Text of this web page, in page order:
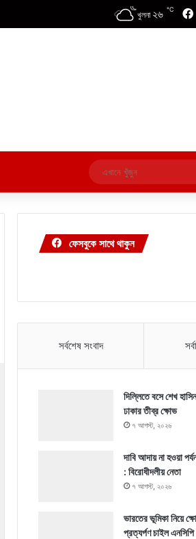
খুলনা ২৬ ℃
ফেসবুকে সাথে থাকুন
সর্বশেষ সংবাদ
দিল্লিতে বসে শেখ
ঢাকার তীব্র ক্ষোভ
৭ আগস্ট, ২০২৬
দাবি আদায় না হওয়া
: বিরোধীদলীয় নেতা
৭ আগস্ট, ২০২৬
ভারতের ভূমিকা নিয়ে
প্রত্যর্পণ চাইল এনসিপি